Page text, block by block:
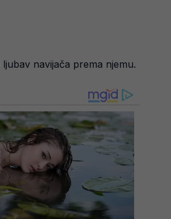
navijača prema njemu.